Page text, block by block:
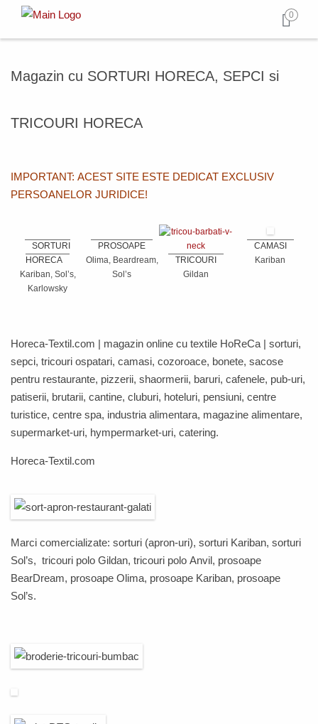
0
Magazin cu SORTURI HORECA, SEPCI si
TRICOURI HORECA
IMPORTANT: ACEST SITE ESTE DEDICAT EXCLUSIV
PERSOANELOR JURIDICE!
SORTURI
HORECA
Kariban, Sol’s,
Karlowsky
PROSOAPE
Olima, Beardream,
Sol’s
TRICOURI
Gildan
CAMASI
Kariban
Horeca-Textil.com | magazin online cu textile HoReCa | sorturi,
sepci, tricouri ospatari, camasi, cozoroace, bonete, sacose
pentru restaurante, pizzerii, shaormerii, baruri, cafenele, pub-uri,
patiserii, brutarii, cantine, cluburi, hoteluri, pensiuni, centre
turistice, centre spa, industria alimentara, magazine alimentare,
supermarket-uri, hympermarket-uri, catering.
Horeca-Textil.com
Marci comercializate: sorturi (apron-uri), sorturi Kariban, sorturi
Sol’s, tricouri polo Gildan, tricouri polo Anvil, prosoape
BearDream, prosoape Olima, prosoape Kariban, prosoape
Sol’s.